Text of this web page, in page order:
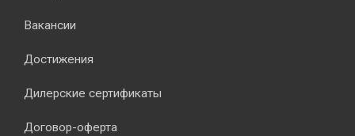
Вакансии
Достижения
Дилерские сертификаты
Договор-оферта